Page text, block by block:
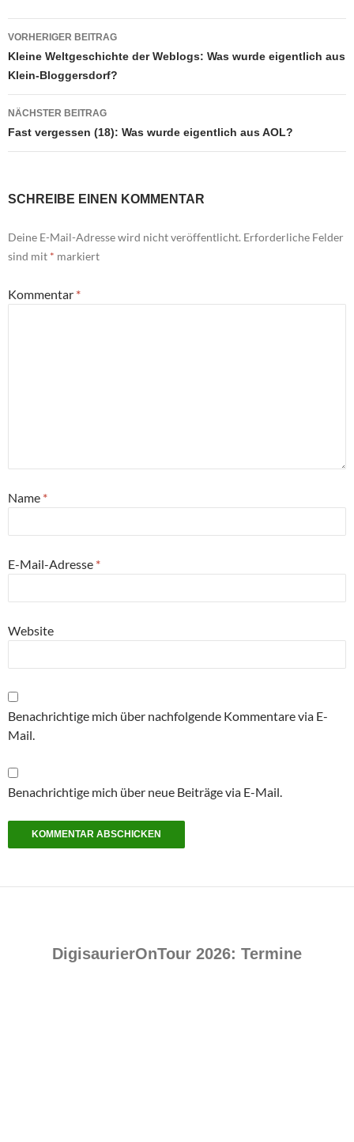
Beitragsnavigation
VORHERIGER BEITRAG
Kleine Weltgeschichte der Weblogs: Was wurde eigentlich aus
Klein-Bloggersdorf?
NÄCHSTER BEITRAG
Fast vergessen (18): Was wurde eigentlich aus AOL?
SCHREIBE EINEN KOMMENTAR
Deine E-Mail-Adresse wird nicht veröffentlicht. Erforderliche Felder
sind mit * markiert
Kommentar *
Name *
E-Mail-Adresse *
Website
Benachrichtige mich über nachfolgende Kommentare via E-
Mail.
Benachrichtige mich über neue Beiträge via E-Mail.
DigisaurierOnTour 2026: Termine